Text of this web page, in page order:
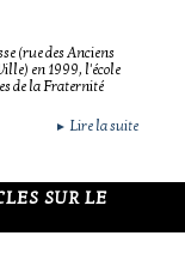
(rue des Anciens
en 1999, l'école
de la Fraternité
► Lire la suite
SUR LE